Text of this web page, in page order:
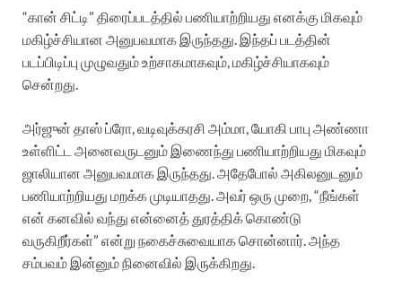
“கான் சிட்டி” திரைப்படத்தில் பணியாற்றியது எனக்கு மிகவும்
மகிழ்ச்சியான அனுபவமாக இருந்தது. இந்தப் படத்தின்
படப்பிடிப்பு முழுவதும் உற்சாகமாகவும், மகிழ்ச்சியாகவும்
சென்றது.
அர்ஜுன் தாஸ் ப்ரோ, வடிவுக்கரசி அம்மா, யோகி பாபு அண்ணா
உள்ளிட்ட அனைவருடனும் இணைந்து பணியாற்றியது மிகவும்
ஜாலியான அனுபவமாக இருந்தது. அதேபோல் அகிலனுடனும்
பணியாற்றியது மறக்க முடியாதது. அவர் ஒரு முறை, “நீங்கள்
என் கனவில் வந்து என்னைத் துரத்திக் கொண்டு
வருகிறீர்கள்” என்று நகைச்சுவையாக சொன்னார். அந்த
சம்பவம் இன்னும் நினைவில் இருக்கிறது.